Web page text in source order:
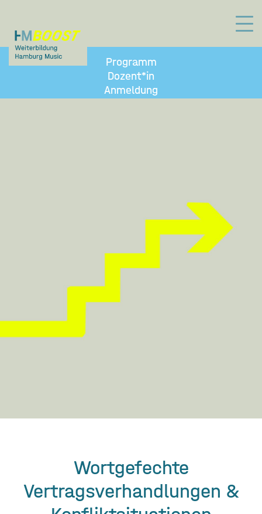
Programm
Dozent*in
Anmeldung
Wortgefechte
Vertragsverhandlungen &